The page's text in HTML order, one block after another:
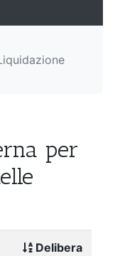
per
Delibera